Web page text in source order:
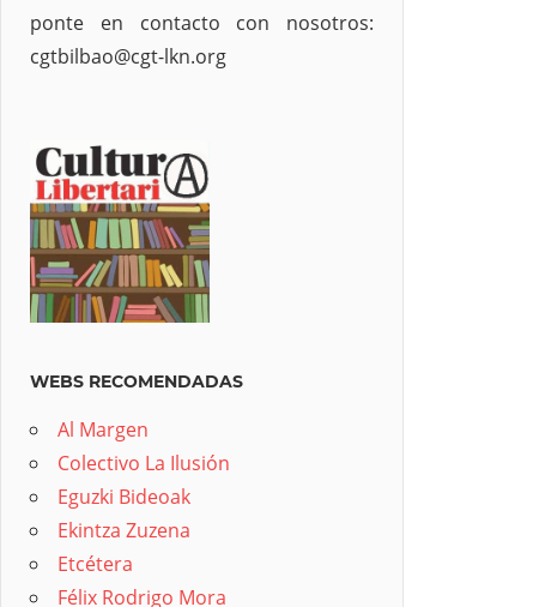
ponte en contacto con nosotros:
cgtbilbao@cgt-lkn.org
WEBS RECOMENDADAS
Al Margen
Colectivo La Ilusión
Eguzki Bideoak
Ekintza Zuzena
Etcétera
Félix Rodrigo Mora